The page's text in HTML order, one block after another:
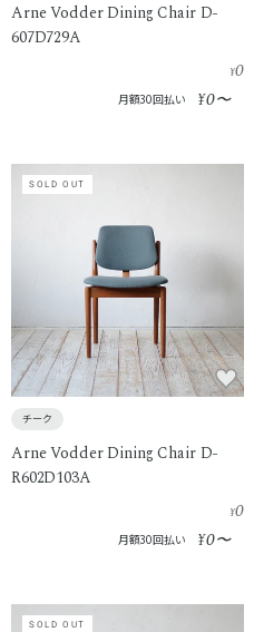
Arne Vodder Dining Chair D-
607D729A
¥0
月額30回払い ¥0〜
SOLD OUT
チーク
Arne Vodder Dining Chair D-
R602D103A
¥0
月額30回払い ¥0〜
SOLD OUT